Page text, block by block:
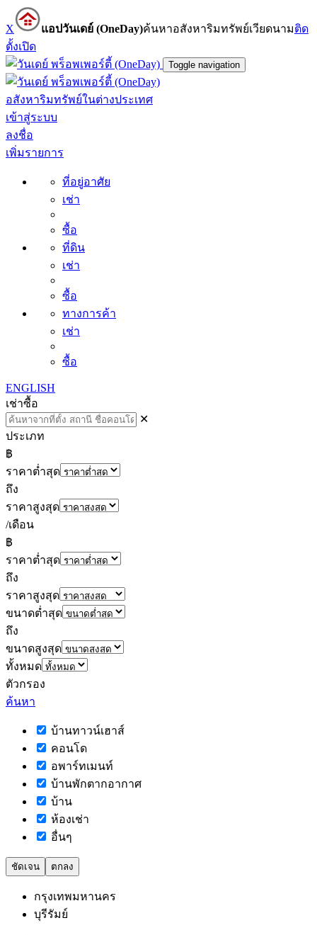
X แอปวันเดย์ (OneDay)ค้นหาอสังหาริมทรัพย์เวียดนามติด
ตั้งเปิด
Toggle navigation
อสังหาริมทรัพย์ในต่างประเทศ
เข้าสู่ระบบ
ลงชื่อ
เพิ่มรายการ
ที่อยู่อาศัย
เช่า
ซื้อ
ที่ดิน
เช่า
ซื้อ
ทางการค้า
เช่า
ซื้อ
ENGLISH
เช่าซื้อ
✕
ประเภท
฿
ราคาต่ำสุด
ถึง
ราคาสูงสุด
/เดือน
฿
ราคาต่ำสุด
ถึง
ราคาสูงสุด
ขนาดต่ำสุด
ถึง
ขนาดสูงสุด
ทั้งหมด
ตัวกรอง
ค้นหา
บ้านทาวน์เฮาส์
คอนโด
อพาร์ทเมนท์
บ้านพักตากอากาศ
บ้าน
ห้องเช่า
อื่นๆ
ชัดเจน ตกลง
กรุงเทพมหานคร
บุรีรัมย์